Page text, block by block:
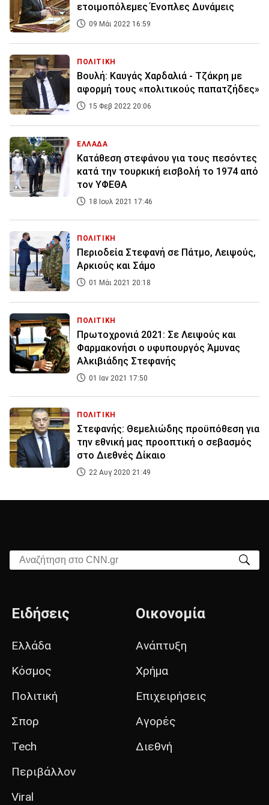
ετοιμοπόλεμες Ένοπλες Δυνάμεις
09 Μάι 2022 16:59
ΠΟΛΙΤΙΚΗ
Βουλή: Καυγάς Χαρδαλιά - Τζάκρη με
αφορμή τους «πολιτικούς παπατζήδες»
15 Φεβ 2022 20:06
ΕΛΛΑΔΑ
Κατάθεση στεφάνου για τους πεσόντες
κατά την τουρκική εισβολή το 1974 από
τον ΥΦΕΘΑ
18 Ιουλ 2021 17:46
ΠΟΛΙΤΙΚΗ
Περιοδεία Στεφανή σε Πάτμο, Λειψούς,
Αρκιούς και Σάμο
01 Μάι 2021 20:18
ΠΟΛΙΤΙΚΗ
Πρωτοχρονιά 2021: Σε Λειψούς και
Φαρμακονήσι ο υφυπουργός Άμυνας
Αλκιβιάδης Στεφανής
01 Ιαν 2021 17:50
ΠΟΛΙΤΙΚΗ
Στεφανής: Θεμελιώδης προϋπόθεση για
την εθνική μας προοπτική ο σεβασμός
στο Διεθνές Δίκαιο
22 Αυγ 2020 21:49
Αναζήτηση στο CNN.gr
Ειδήσεις
Ελλάδα
Κόσμος
Πολιτική
Σπορ
Tech
Περιβάλλον
Viral
Οικονομία
Ανάπτυξη
Χρήμα
Επιχειρήσεις
Αγορές
Διεθνή